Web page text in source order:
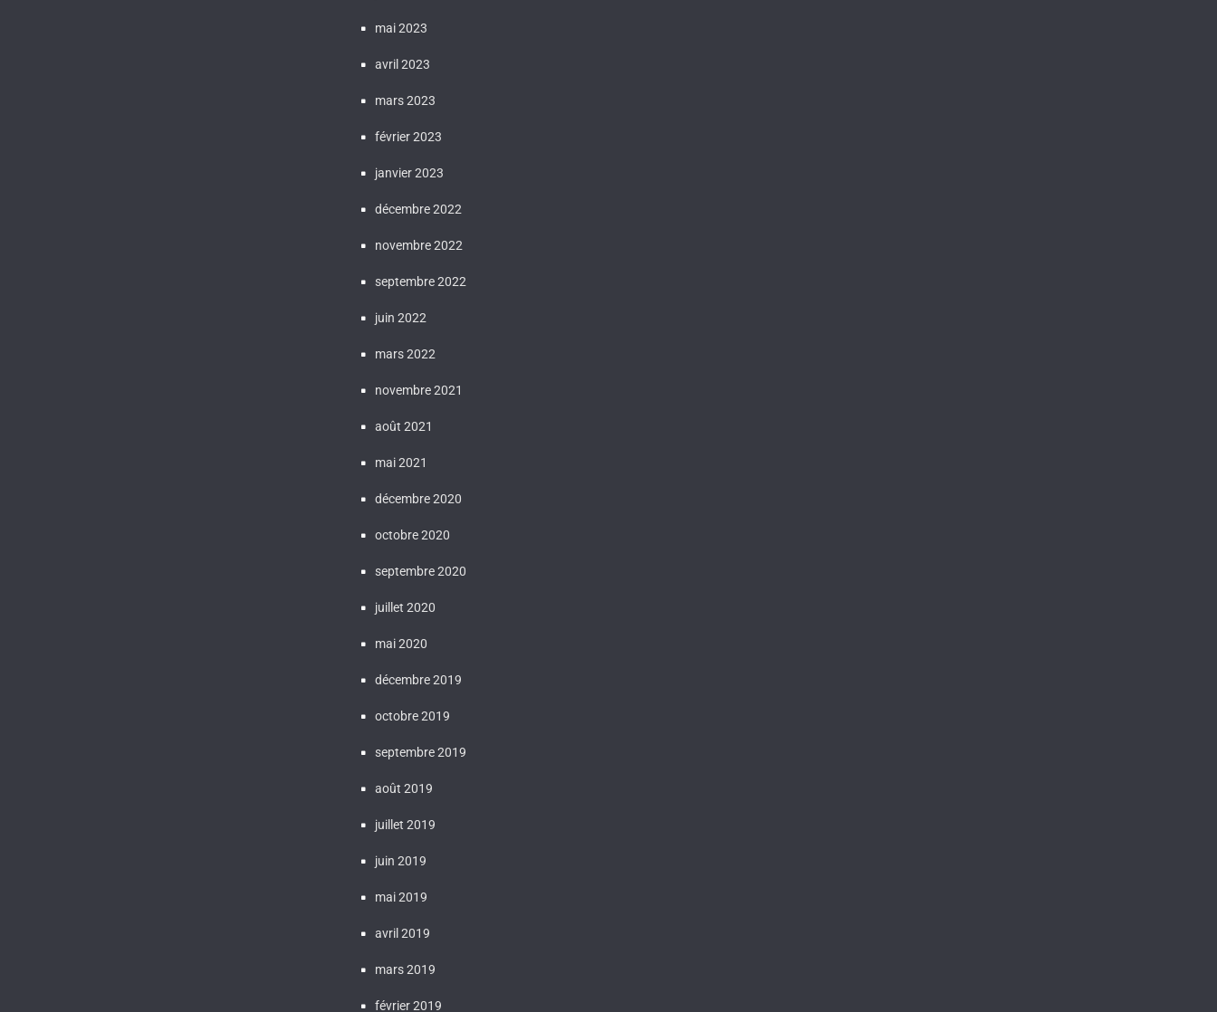
mai 2023
avril 2023
mars 2023
février 2023
janvier 2023
décembre 2022
novembre 2022
septembre 2022
juin 2022
mars 2022
novembre 2021
août 2021
mai 2021
décembre 2020
octobre 2020
septembre 2020
juillet 2020
mai 2020
décembre 2019
octobre 2019
septembre 2019
août 2019
juillet 2019
juin 2019
mai 2019
avril 2019
mars 2019
février 2019